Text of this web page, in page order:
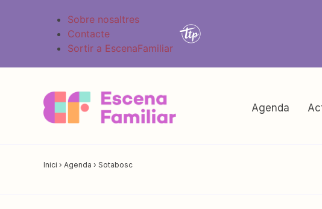
Sobre nosaltres
Contacte
Sortir a EscenaFamiliar
Agenda
Inici › Agenda › Sotabosc